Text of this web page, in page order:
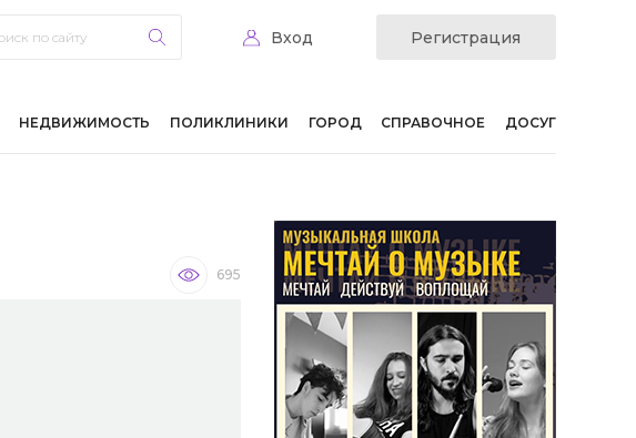
Вход Регистрация
НЕДВИЖИМОСТЬ ПОЛИКЛИНИКИ ГОРОД СПРАВОЧНОЕ ДОСУГ
695